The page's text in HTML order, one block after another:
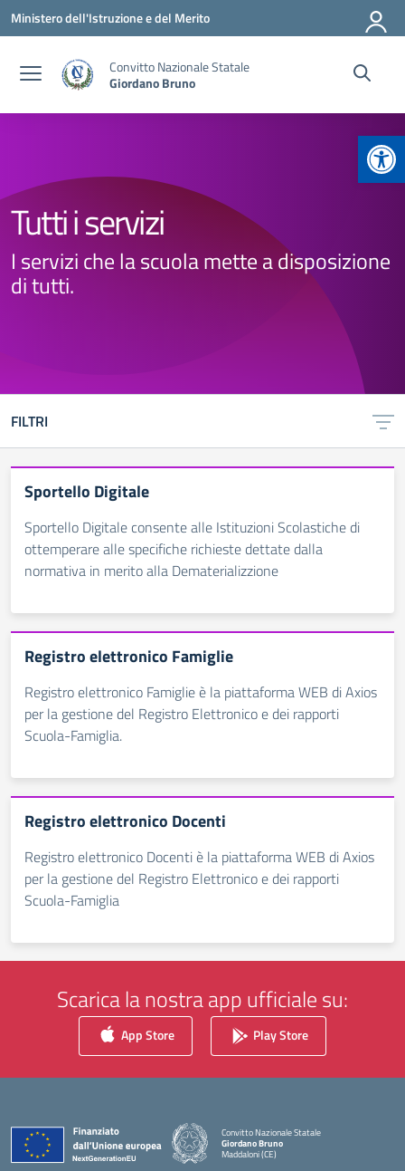
Vai ai contenuti
Vai al menu di navigazione
Vai al footer
Ministero dell'Istruzione e del Merito
Convitto Nazionale Statale
Giordano Bruno
Tutti i servizi
I servizi che la scuola mette a disposizione
di tutti.
FILTRI
Sportello Digitale
Sportello Digitale consente alle Istituzioni Scolastiche di
ottemperare alle specifiche richieste dettate dalla
normativa in merito alla Dematerializzione
Registro elettronico Famiglie
Registro elettronico Famiglie è la piattaforma WEB di Axios
per la gestione del Registro Elettronico e dei rapporti
Scuola-Famiglia.
Registro elettronico Docenti
Registro elettronico Docenti è la piattaforma WEB di Axios
per la gestione del Registro Elettronico e dei rapporti
Scuola-Famiglia
Scarica la nostra app ufficiale su:
App Store Play Store
Convitto Nazionale Statale
Giordano Bruno
Maddaloni (CE)